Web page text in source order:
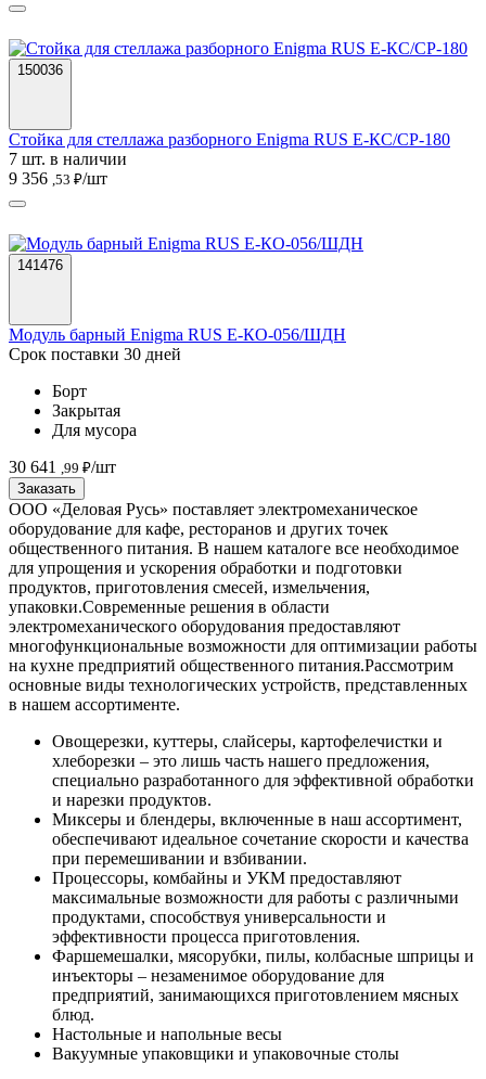
150036
Стойка для стеллажа разборного Enigma RUS Е-КС/СР-180
7 шт. в наличии
9 356 ,53 ₽/шт
141476
Модуль барный Enigma RUS Е-КО-056/ШДН
Срок поставки 30 дней
Борт
Закрытая
Для мусора
30 641
,99 ₽/шт
Заказать
ООО «Деловая Русь» поставляет электромеханическое
оборудование для кафе, ресторанов и других точек
общественного питания. В нашем каталоге все необходимое
для упрощения и ускорения обработки и подготовки
продуктов, приготовления смесей, измельчения,
упаковки.Современные решения в области
электромеханического оборудования предоставляют
многофункциональные возможности для оптимизации работы
на кухне предприятий общественного питания.Рассмотрим
основные виды технологических устройств, представленных
в нашем ассортименте.
Овощерезки, куттеры, слайсеры, картофелечистки и
хлеборезки – это лишь часть нашего предложения,
специально разработанного для эффективной обработки
и нарезки продуктов.
Миксеры и блендеры, включенные в наш ассортимент,
обеспечивают идеальное сочетание скорости и качества
при перемешивании и взбивании.
Процессоры, комбайны и УКМ предоставляют
максимальные возможности для работы с различными
продуктами, способствуя универсальности и
эффективности процесса приготовления.
Фаршемешалки, мясорубки, пилы, колбасные шприцы и
инъекторы – незаменимое оборудование для
предприятий, занимающихся приготовлением мясных
блюд.
Настольные и напольные весы
Вакуумные упаковщики и упаковочные столы